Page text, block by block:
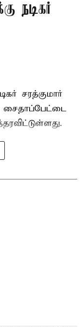
நடிகர்
சரத்குமார்